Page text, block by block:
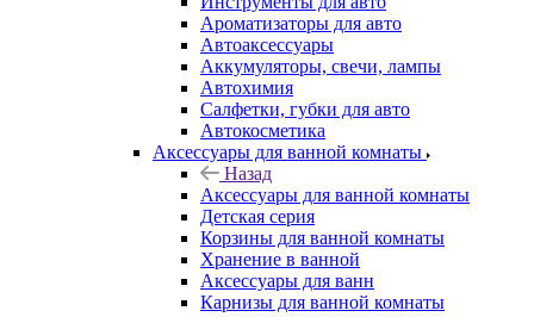
Ароматизаторы для авто
Автоаксессуары
Аккумуляторы, свечи, лампы
Автохимия
Салфетки, губки для авто
Автокосметика
Аксессуары для ванной комнаты
Назад
Аксессуары для ванной комнаты
Детская серия
Корзины для ванной комнаты
Хранение в ванной
Аксессуары для ванн
Карнизы для ванной комнаты